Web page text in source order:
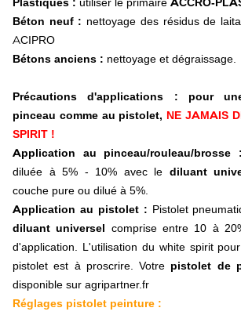
Tapis de sol
Vérin de cabine
Siège tracteur pneumatique
Siège tracteur mécanique
Radio
Gyrophare
Gyrophare magnétique
Gyrophare sur tige
Gyrophare à fixer
Barre et rampe gyrophare
Phare de travail
Carré, rectangle
Ovale
Barre et rampe
Signalisation et éclairage
Feu avant
Béton neuf : nettoyage des résidus de
ACIPRO
Bétons anciens : nettoyage et dégraissage.
Précautions d'applications : pour
pinceau comme au pistolet, NE JAMAIS
SPIRIT !
Application au pinceau/rouleau/brosse :
diluée à 5% - 10% avec le diluant
couche pure ou dilué à 5%.
Application au pistolet : Pistolet
diluant universel comprise entre 10 à
d'application. L'utilisation du white spirit
pistolet est à proscrire. Votre pistolet de
disponible sur agripartner.fr
Réglages pistolet peinture :